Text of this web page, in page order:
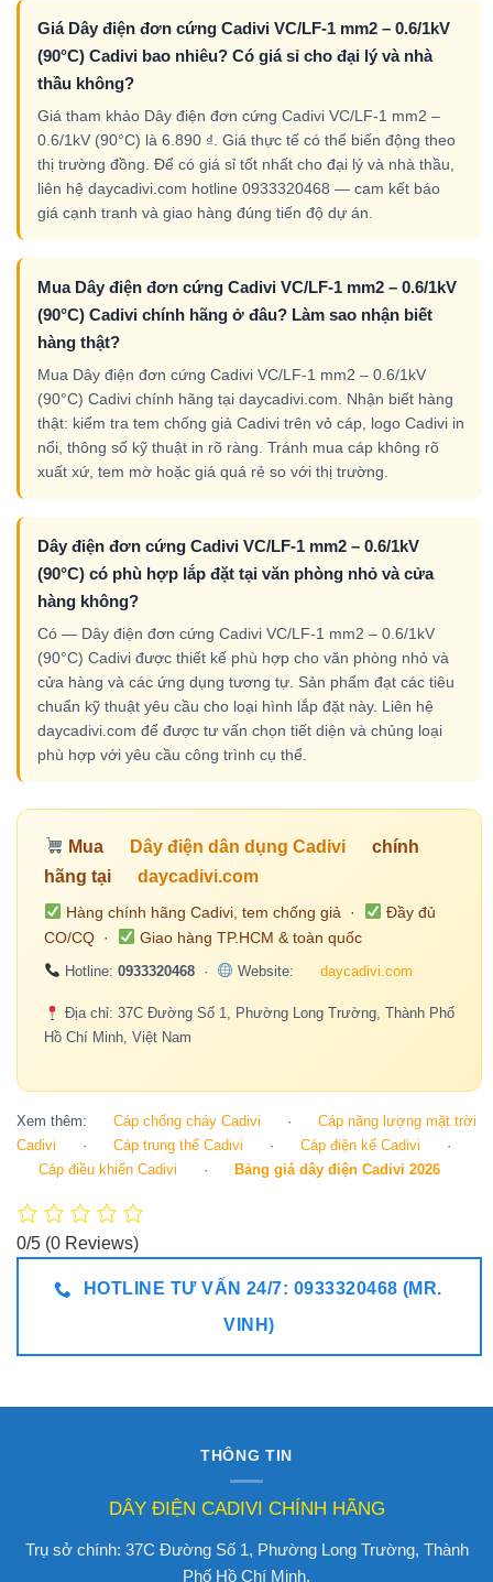
Giá Dây điện đơn cứng Cadivi VC/LF-1 mm2 – 0.6/1kV
(90°C) Cadivi bao nhiêu? Có giá sỉ cho đại lý và nhà
thầu không?
Giá tham khảo Dây điện đơn cứng Cadivi VC/LF-1 mm2 –
0.6/1kV (90°C) là 6.890 ₫. Giá thực tế có thể biến động theo
thị trường đồng. Để có giá sỉ tốt nhất cho đại lý và nhà thầu,
liên hệ daycadivi.com hotline 0933320468 — cam kết báo
giá cạnh tranh và giao hàng đúng tiến độ dự án.
Mua Dây điện đơn cứng Cadivi VC/LF-1 mm2 – 0.6/1kV
(90°C) Cadivi chính hãng ở đâu? Làm sao nhận biết
hàng thật?
Mua Dây điện đơn cứng Cadivi VC/LF-1 mm2 – 0.6/1kV
(90°C) Cadivi chính hãng tại daycadivi.com. Nhận biết hàng
thật: kiểm tra tem chống giả Cadivi trên vỏ cáp, logo Cadivi in
nổi, thông số kỹ thuật in rõ ràng. Tránh mua cáp không rõ
xuất xứ, tem mờ hoặc giá quá rẻ so với thị trường.
Dây điện đơn cứng Cadivi VC/LF-1 mm2 – 0.6/1kV
(90°C) có phù hợp lắp đặt tại văn phòng nhỏ và cửa
hàng không?
Có — Dây điện đơn cứng Cadivi VC/LF-1 mm2 – 0.6/1kV
(90°C) Cadivi được thiết kế phù hợp cho văn phòng nhỏ và
cửa hàng và các ứng dụng tương tự. Sản phẩm đạt các tiêu
chuẩn kỹ thuật yêu cầu cho loại hình lắp đặt này. Liên hệ
daycadivi.com để được tư vấn chọn tiết diện và chủng loại
phù hợp với yêu cầu công trình cụ thể.
Mua Dây điện dân dụng Cadivi
chính
hãng tại
daycadivi.com
Hàng chính hãng Cadivi, tem chống giả ·
Đầy đủ
CO/CQ ·
Giao hàng TP.HCM & toàn quốc
Hotline: 0933320468· Website: daycadivi.com
Địa chỉ: 37C Đường Số 1, Phường Long Trường, Thành Phố
Hồ Chí Minh, Việt Nam
Xem thêm: Cáp chống cháy Cadivi ·
Cáp năng lượng mặt trời
Cadivi
· Cáp trung thế Cadivi · Cáp điện kế Cadivi
·
Cáp điều khiển Cadivi
· Bảng giá dây điện Cadivi 2026
0/5 (0 Reviews)
HOTLINE TƯ VẤN 24/7: 0933320468 (MR.
VINH)
THÔNG TIN
DÂY ĐIỆN CADIVI CHÍNH HÃNG
Trụ sở chính: 37C Đường Số 1, Phường Long Trường, Thành
Phố Hồ Chí Minh.